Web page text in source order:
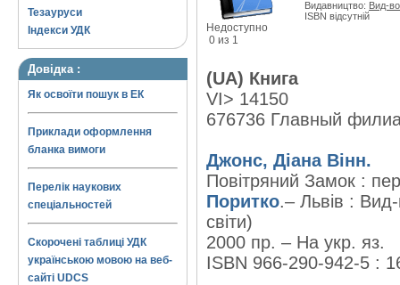
Тезауруси
Індекси УДК
Довідка :
Як освоїти пошук в ЕК
Приклади оформлення
бланка вимоги
Перелік наукових
спеціальностей
Скорочені таблиці УДК
українською мовою на веб-
сайті UDCS
Недоступно
0 из 1
Видавництво: Вид-
ISBN відсутній
(UA) Книга
VI> 14150
676736 Главный
Джонс, Діана Вінн.
Повітряний Замок :
Поритко.– Львів :
світи)
2000 пр. – На укр. яз.
ISBN 966-290-942-5 :